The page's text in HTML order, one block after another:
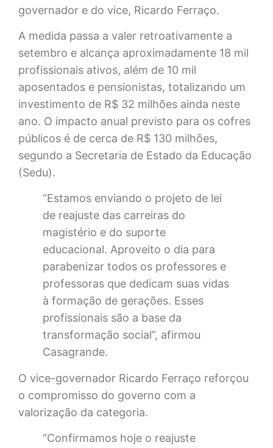
governador e do vice, Ricardo Ferraço.
A medida passa a valer retroativamente a
setembro e alcança aproximadamente 18 mil
profissionais ativos, além de 10 mil
aposentados e pensionistas, totalizando um
investimento de R$ 32 milhões ainda neste
ano. O impacto anual previsto para os cofres
públicos é de cerca de R$ 130 milhões,
segundo a Secretaria de Estado da Educação
(Sedu).
“Estamos enviando o projeto de lei
de reajuste das carreiras do
magistério e do suporte
educacional. Aproveito o dia para
parabenizar todos os professores e
professoras que dedicam suas vidas
à formação de gerações. Esses
profissionais são a base da
transformação social”, afirmou
Casagrande.
O vice-governador Ricardo Ferraço reforçou
o compromisso do governo com a
valorização da categoria.
“Confirmamos hoje o reajuste